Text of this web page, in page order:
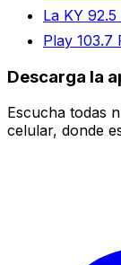
La KY
Play 103.7
Descarga la
Escucha todas
celular, donde